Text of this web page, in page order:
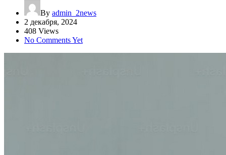
By admin_2news
2 декабря, 2024
408 Views
No Comments Yet